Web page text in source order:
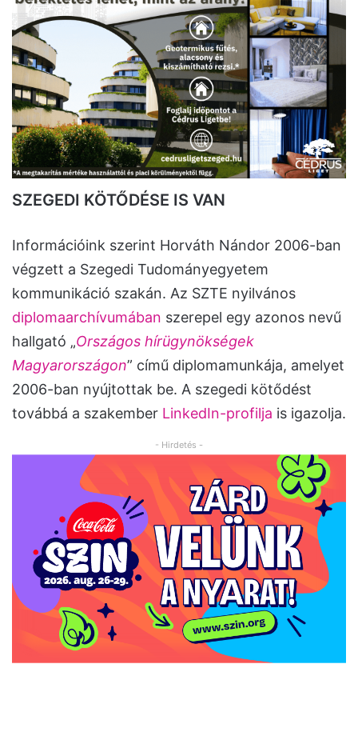
SZEGEDI KÖTŐDÉSE IS VAN
Információink szerint Horváth Nándor 2006-ban
végzett a Szegedi Tudományegyetem
kommunikáció szakán. Az SZTE nyilvános
diplomaarchívumában szerepel egy azonos nevű
hallgató „Országos hírügynökségek
Magyarországon” című diplomamunkája, amelyet
2006-ban nyújtottak be. A szegedi kötődést
továbbá a szakember LinkedIn-profilja is igazolja.
- Hirdetés -